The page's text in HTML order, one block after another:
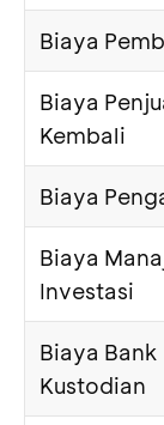
Biaya
Biaya
Kembali
Biaya
Biaya
Investasi
Biaya Bank
Kustodian